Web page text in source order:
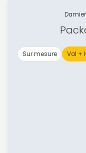
Sur mesure Vol +